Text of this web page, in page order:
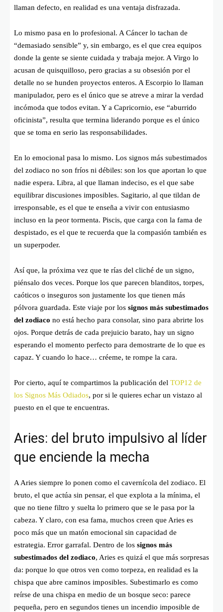
llaman defecto, en realidad es una ventaja disfrazada.
Lo mismo pasa en lo profesional. A Cáncer lo tachan de
“demasiado sensible” y, sin embargo, es el que crea equipos
donde la gente se siente cuidada y trabaja mejor. A Virgo lo
acusan de quisquilloso, pero gracias a su obsesión por el
detalle no se hunden proyectos enteros. A Escorpio lo llaman
manipulador, pero es el único que se atreve a mirar la verdad
incómoda que todos evitan. Y a Capricornio, ese “aburrido
oficinista”, resulta que termina liderando porque es el único
que se toma en serio las responsabilidades.
En lo emocional pasa lo mismo. Los signos más subestimados
del zodiaco no son fríos ni débiles: son los que aportan lo que
nadie espera. Libra, al que llaman indeciso, es el que sabe
equilibrar discusiones imposibles. Sagitario, al que tildan de
irresponsable, es el que te enseña a vivir con entusiasmo
incluso en la peor tormenta. Piscis, que carga con la fama de
despistado, es el que te recuerda que la compasión también es
un superpoder.
Así que, la próxima vez que te rías del cliché de un signo,
piénsalo dos veces. Porque los que parecen blanditos, torpes,
caóticos o inseguros son justamente los que tienen más
pólvora guardada. Este viaje por los signos más subestimados
del zodiaco no está hecho para consolar, sino para abrirte los
ojos. Porque detrás de cada prejuicio barato, hay un signo
esperando el momento perfecto para demostrarte de lo que es
capaz. Y cuando lo hace… créeme, te rompe la cara.
Por cierto, aquí te compartimos la publicación del TOP12 de
los Signos Más Odiados, por si le quieres echar un vistazo al
puesto en el que te encuentras.
Aries: del bruto impulsivo al líder
que enciende la mecha
A Aries siempre lo ponen como el cavernícola del zodiaco. El
bruto, el que actúa sin pensar, el que explota a la mínima, el
que no tiene filtro y suelta lo primero que se le pasa por la
cabeza. Y claro, con esa fama, muchos creen que Aries es
poco más que un matón emocional sin capacidad de
estrategia. Error garrafal. Dentro de los signos más
subestimados del zodiaco, Aries es quizá el que más sorpresas
da: porque lo que otros ven como torpeza, en realidad es la
chispa que abre caminos imposibles. Subestimarlo es como
reírse de una chispa en medio de un bosque seco: parece
pequeña, pero en segundos tienes un incendio imposible de